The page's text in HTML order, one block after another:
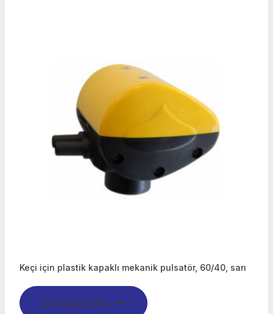
Keçi için plastik kapaklı mekanik pulsatör, 60/40, sarı
Devamını oku